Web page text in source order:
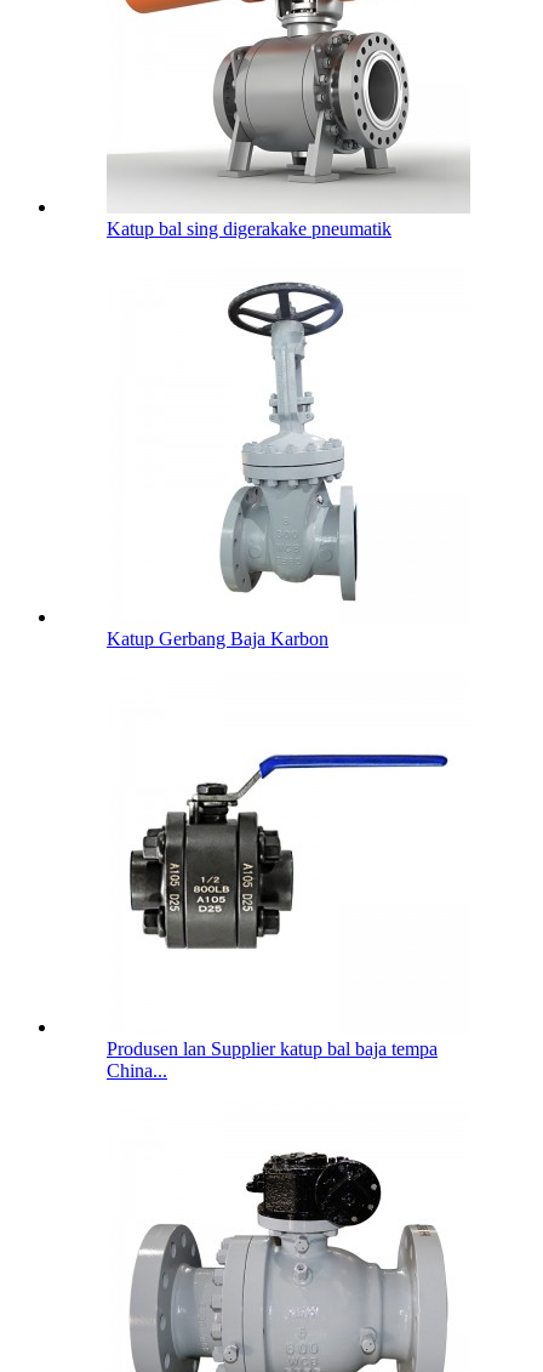
Katup bal sing digerakake pneumatik
Katup Gerbang Baja Karbon
Produsen lan Supplier katup bal baja tempa
China...